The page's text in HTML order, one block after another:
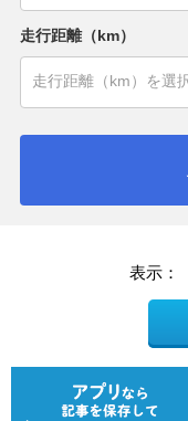
走行距離（km）
表示：